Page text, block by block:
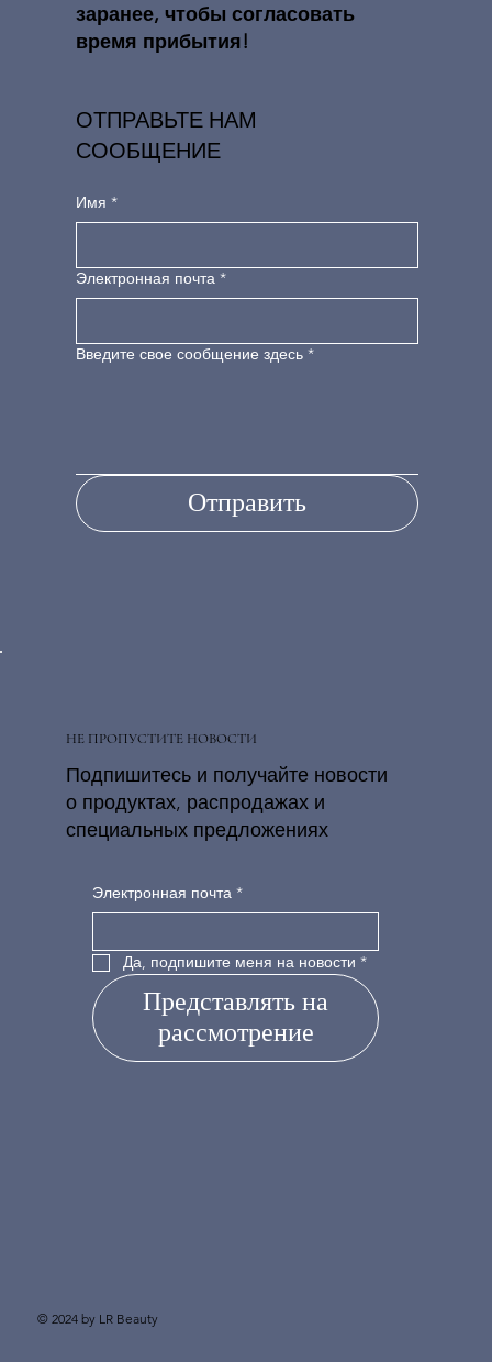
заранее, чтобы согласовать
время прибытия!
ОТПРАВЬТЕ НАМ
СООБЩЕНИЕ
Имя *
Электронная почта *
Введите свое сообщение здесь *
Отправить
НЕ ПРОПУСТИТЕ НОВОСТИ
Подпишитесь и получайте новости
о продуктах, распродажах и
специальных предложениях
Электронная почта *
Да, подпишите меня на новости *
Представлять на
рассмотрение
© 2024 by LR Beauty